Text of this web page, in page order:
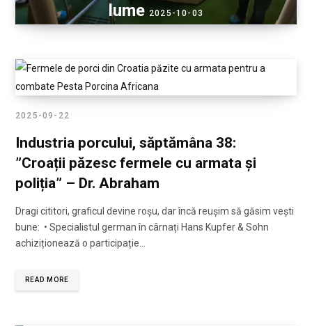
lume 2025-10-03
2025-09-22
Industria porcului, săptămâna 38:
”Croații păzesc fermele cu armata și
poliția” – Dr. Abraham
Dragi cititori, graficul devine roșu, dar încă reușim să găsim vești
bune: • Specialistul german în cârnați Hans Kupfer & Sohn
achiziționează o participație…
READ MORE